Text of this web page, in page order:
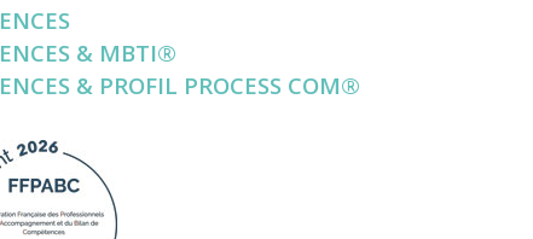
& MBTI®
& PROFIL PROCESS COM®